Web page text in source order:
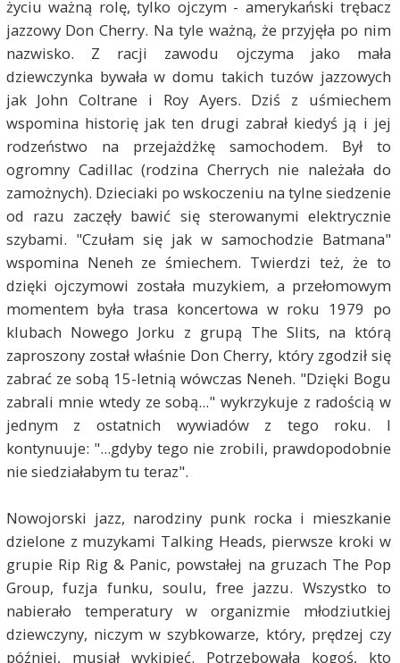
życiu ważną rolę, tylko ojczym - amerykański trębacz
jazzowy Don Cherry. Na tyle ważną, że przyjęła po nim
nazwisko. Z racji zawodu ojczyma jako mała
dziewczynka bywała w domu takich tuzów jazzowych
jak John Coltrane i Roy Ayers. Dziś z uśmiechem
wspomina historię jak ten drugi zabrał kiedyś ją i jej
rodzeństwo na przejażdżkę samochodem. Był to
ogromny Cadillac (rodzina Cherrych nie należała do
zamożnych). Dzieciaki po wskoczeniu na tylne siedzenie
od razu zaczęły bawić się sterowanymi elektrycznie
szybami. "Czułam się jak w samochodzie Batmana"
wspomina Neneh ze śmiechem. Twierdzi też, że to
dzięki ojczymowi została muzykiem, a przełomowym
momentem była trasa koncertowa w roku 1979 po
klubach Nowego Jorku z grupą The Slits, na którą
zaproszony został właśnie Don Cherry, który zgodził się
zabrać ze sobą 15-letnią wówczas Neneh. "Dzięki Bogu
zabrali mnie wtedy ze sobą..." wykrzykuje z radością w
jednym z ostatnich wywiadów z tego roku. I
kontynuuje: "...gdyby tego nie zrobili, prawdopodobnie
nie siedziałabym tu teraz".
Nowojorski jazz, narodziny punk rocka i mieszkanie
dzielone z muzykami Talking Heads, pierwsze kroki w
grupie Rip Rig & Panic, powstałej na gruzach The Pop
Group, fuzja funku, soulu, free jazzu. Wszystko to
nabierało temperatury w organizmie młodziutkiej
dziewczyny, niczym w szybkowarze, który, prędzej czy
później, musiał wykipieć. Potrzebowała kogoś, kto